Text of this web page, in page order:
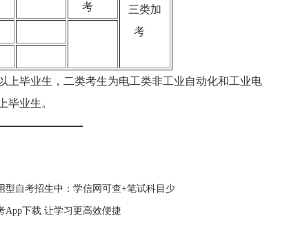
考
三类加
考
毕业生，二类考生为电工类非工业自动化和工业电
毕业生。
型自考招生中：学信网可查+笔试科目少
App下载 让学习更高效便捷